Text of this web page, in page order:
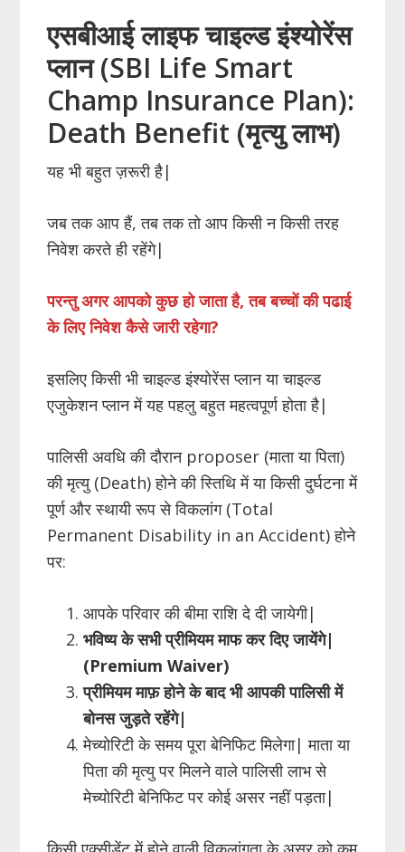
एसबीआई लाइफ चाइल्ड इंश्योरेंस
प्लान (SBI Life Smart
Champ Insurance Plan):
Death Benefit (मृत्यु लाभ)
यह भी बहुत ज़रूरी है|
जब तक आप हैं, तब तक तो आप किसी न किसी तरह
निवेश करते ही रहेंगे|
परन्तु अगर आपको कुछ हो जाता है, तब बच्चों की पढाई
के लिए निवेश कैसे जारी रहेगा?
इसलिए किसी भी चाइल्ड इंश्योरेंस प्लान या चाइल्ड
एजुकेशन प्लान में यह पहलु बहुत महत्वपूर्ण होता है|
पालिसी अवधि की दौरान proposer (माता या पिता)
की मृत्यु (Death) होने की स्तिथि में या किसी दुर्घटना में
पूर्ण और स्थायी रूप से विकलांग (Total
Permanent Disability in an Accident) होने
पर:
आपके परिवार की बीमा राशि दे दी जायेगी|
भविष्य के सभी प्रीमियम माफ कर दिएजायेंगे|
(Premium Waiver)
प्रीमियम माफ़ होने के बाद भी आपकी पालिसी में
बोनस जुड़ते रहेंगे|
मेच्योरिटी के समय पूरा बेनिफिट मिलेगा| माता या
पिता की मृत्यु पर मिलने वाले पालिसी लाभ से
मेच्योरिटी बेनिफिट पर कोई असर नहीं पड़ता|